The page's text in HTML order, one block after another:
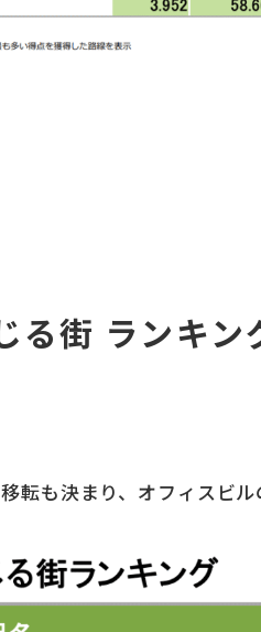
る街 ランキン
転も決まり、オフィスビル